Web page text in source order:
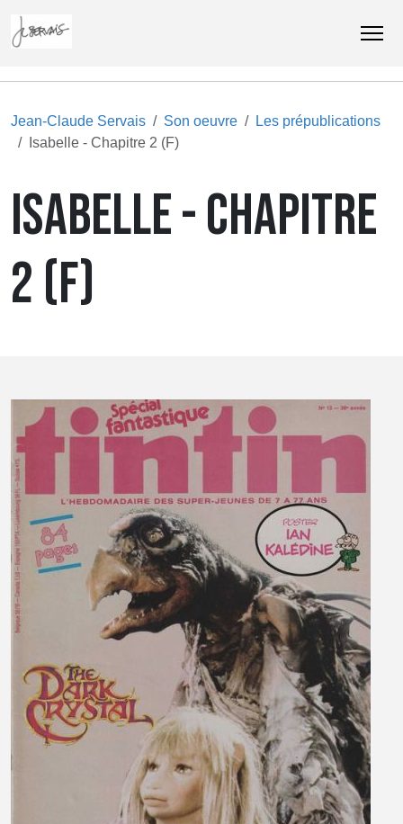
Jean-Claude Servais Son oeuvre
Les prépublications
Isabelle - Chapitre 2 (F)
ISABELLE - CHAPITRE
2 (F)